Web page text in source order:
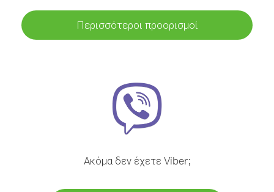
Περισσότεροι προορισμοί
Ακόμα δεν έχετε Viber;